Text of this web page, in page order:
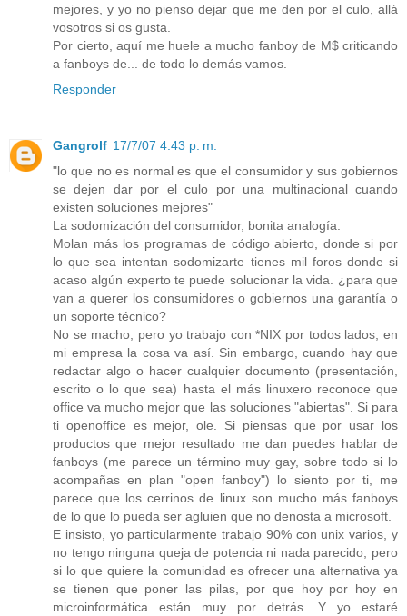
mejores, y yo no pienso dejar que me den por el culo, allá
vosotros si os gusta.
Por cierto, aquí me huele a mucho fanboy de M$ criticando
a fanboys de... de todo lo demás vamos.
Responder
Gangrolf 17/7/07 4:43 p. m.
"lo que no es normal es que el consumidor y sus gobiernos
se dejen dar por el culo por una multinacional cuando
existen soluciones mejores"
La sodomización del consumidor, bonita analogía.
Molan más los programas de código abierto, donde si por
lo que sea intentan sodomizarte tienes mil foros donde si
acaso algún experto te puede solucionar la vida. ¿para que
van a querer los consumidores o gobiernos una garantía o
un soporte técnico?
No se macho, pero yo trabajo con *NIX por todos lados, en
mi empresa la cosa va así. Sin embargo, cuando hay que
redactar algo o hacer cualquier documento (presentación,
escrito o lo que sea) hasta el más linuxero reconoce que
office va mucho mejor que las soluciones "abiertas". Si para
ti openoffice es mejor, ole. Si piensas que por usar los
productos que mejor resultado me dan puedes hablar de
fanboys (me parece un término muy gay, sobre todo si lo
acompañas en plan "open fanboy") lo siento por ti, me
parece que los cerrinos de linux son mucho más fanboys
de lo que lo pueda ser agluien que no denosta a microsoft.
E insisto, yo particularmente trabajo 90% con unix varios, y
no tengo ninguna queja de potencia ni nada parecido, pero
si lo que quiere la comunidad es ofrecer una alternativa ya
se tienen que poner las pilas, por que hoy por hoy en
microinformática están muy por detrás. Y yo estaré